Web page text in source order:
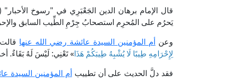
يَحرُم على المُحرِم استصحابُ جِرْمِ الطِّيب السابق
وعن أم المؤمنين السيدة عائشة رضي الله عنها
لِإِحْرَامِهِ طِيبًا لَا يُشْبِهُ طِيبَكُمْ هَذَا» تَعْنِي: لَيْسَ لَهُ بَقَاءٌ.
فقد دلَّ الحديث على أن تطييبأم المؤمنين السيدة